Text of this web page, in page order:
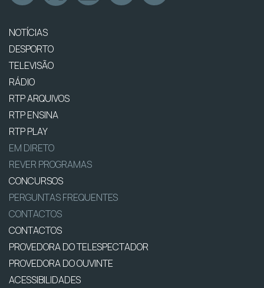
NOTÍCIAS
DESPORTO
TELEVISÃO
RÁDIO
RTP ARQUIVOS
RTP ENSINA
RTP PLAY
EM DIRETO
REVER PROGRAMAS
CONCURSOS
PERGUNTAS FREQUENTES
CONTACTOS
CONTACTOS
PROVEDORA DO TELESPECTADOR
PROVEDORA DO OUVINTE
ACESSIBILIDADES